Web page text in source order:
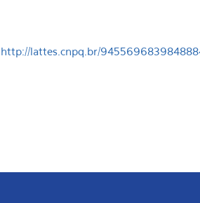
http://lattes.cnpq.br/